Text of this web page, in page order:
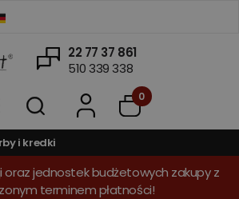
22 77 37 861
510 339 338
0
i kredki
oraz jednostek budżetowych zakupy z
terminem płatności!